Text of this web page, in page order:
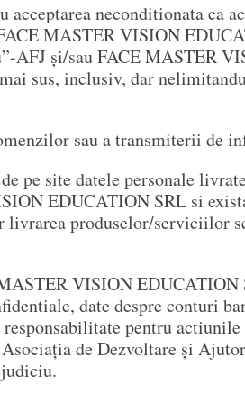
neconditionata ca
MASTER VISION
AFJ și/sau FACE MASTER
sus, inclusiv, dar
sau a transmiterii de
site datele personale
EDUCATION SRL si
produselor/serviciilor
VISION
date despre conturi
pentru
de Dezvoltare și